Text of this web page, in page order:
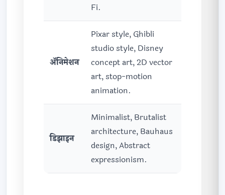
Fi.
ॲनिमेशन
Pixar style, Ghibli
studio style, Disney
concept art, 2D vector
art, stop-motion
animation.
डिझाइन
Minimalist, Brutalist
architecture, Bauhaus
design, Abstract
expressionism.